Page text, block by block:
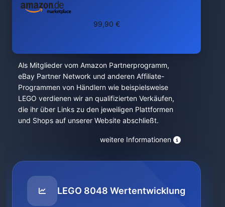
99,90 €
Als Mitglieder vom Amazon Partnerprogramm,
eBay Partner Network und anderen Affiliate-
Programmen von Händlern wie beispielsweise
LEGO verdienen wir an qualifizierten Verkäufen,
die ihr über Links zu den jeweiligen Plattformen
und Shops auf unserer Website abschließt.
weitere Informationen
LEGO 8048 Wertentwicklung